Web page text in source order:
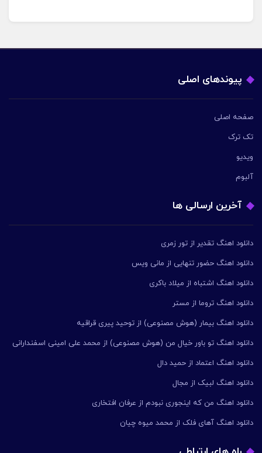
پیوندهای اصلی
صفحه اصلی
تک ترک
ویدیو
آلبوم
آخرین ارسالی ها
دانلود اهنگ تقدیر از تور زمری
دانلود اهنگ حضور تنهایی از مانی ویس
دانلود اهنگ اشتباه از میلاد باکری
دانلود اهنگ تروما از مستر
دانلود اهنگ بیمار (هوش مصنوعی) از توحید پیری قراقیه
دانلود اهنگ تو باور خیال من (هوش مصنوعی) از محمد علی امینی اسفندارانی
دانلود اهنگ اعتماد از حمید دال
دانلود اهنگ لبیک از مجال
دانلود اهنگ من که اینجوری نبودم از عرفان افتخاری
دانلود اهنگ آهای فلک از محمد میوه چیان